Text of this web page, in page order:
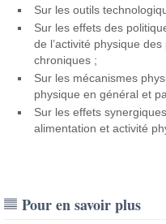
Sur les outils
Sur les effets des
de l’activité physique
chroniques ;
Sur les mécanismes
physique en général et
Sur les effets
alimentation et activité
Pour en savoir plus